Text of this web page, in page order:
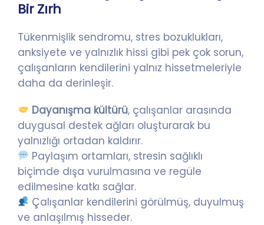
Bir Zırh
Tükenmişlik sendromu, stres bozuklukları,
anksiyete ve yalnızlık hissi gibi pek çok sorun,
çalışanların kendilerini yalnız hissetmeleriyle
daha da derinleşir.
Dayanışma kültürü, çalışanlar arasında
duygusal destek ağları oluşturarak bu
yalnızlığı ortadan kaldırır.
Paylaşım ortamları, stresin sağlıklı
biçimde dışa vurulmasına ve regüle
edilmesine katkı sağlar.
Çalışanlar kendilerini görülmüş, duyulmuş
ve anlaşılmış hisseder.